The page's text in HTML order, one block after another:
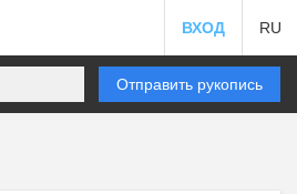
ВХОД RU
Отправить рукопись